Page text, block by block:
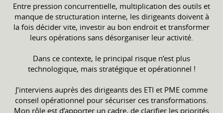
Entre pression concurrentielle, multiplication des outils et
manque de structuration interne, les dirigeants doivent à
la fois décider vite, investir au bon endroit et transformer
leurs opérations sans désorganiser leur activité.
Dans ce contexte, le principal risque n’est plus
technologique, mais stratégique et opérationnel !
J’interviens auprès des dirigeants des ETI et PME comme
conseil opérationnel pour sécuriser ces transformations.
Mon rôle est d’apporter un cadre, de clarifier les priorités